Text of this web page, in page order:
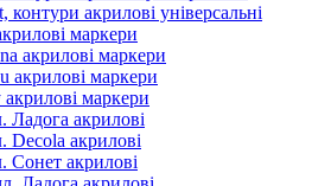
контури акрилові універсальні
маркери
акрилові маркери
акрилові маркери
маркери
Ладога акрилові
Decola акрилові
Сонет акрилові